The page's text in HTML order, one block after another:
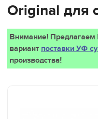
Original для
Внимание! Предлагаем
вариант поставки УФ
производства!